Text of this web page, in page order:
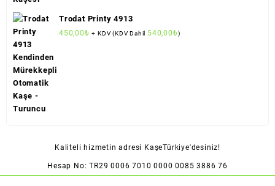
Trodat Printy 4913
450,00₺ + KDV (KDV Dahil 540,00₺)
Kaliteli hizmetin adresi KaşeTürkiye'desiniz!
Hesap No: TR29 0006 7010 0000 0085 3886 76